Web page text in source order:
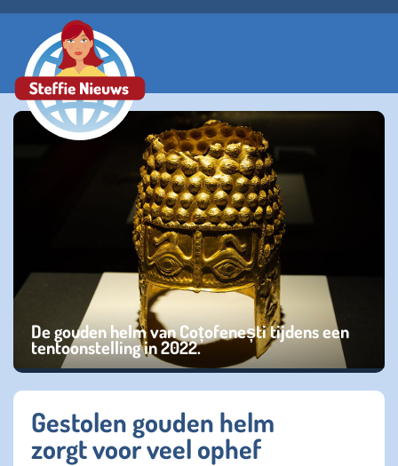
De gouden helm van Coțofenești tijdens een
tentoonstelling in 2022.
Gestolen gouden helm
zorgt voor veel ophef